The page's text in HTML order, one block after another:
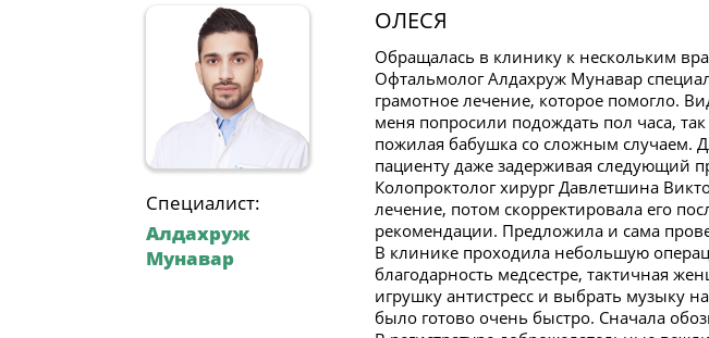
Специалист:
Алдахруж
Мунавар
ОЛЕСЯ
Обращалась в клинику к нескольким
Офтальмолог Алдахруж Мунавар
грамотное лечение, которое помогло.
меня попросили подождать пол часа,
пожилая бабушка со сложным случаем.
пациенту даже задерживая следующий
Колопроктолог хирург Давлетшина
лечение, потом скорректировала его
рекомендации. Предложила и сама
В клинике проходила небольшую
благодарность медсестре, тактичная
игрушку антистресс и выбрать музыку
было готово очень быстро. Сначала